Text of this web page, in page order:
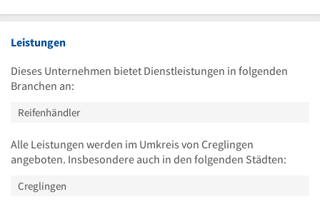
Leistungen
Dieses Unternehmen bietet Dienstleistungen in folgenden
Branchen an:
Reifenhändler
Alle Leistungen werden im Umkreis von Creglingen
angeboten. Insbesondere auch in den folgenden Städten:
Creglingen